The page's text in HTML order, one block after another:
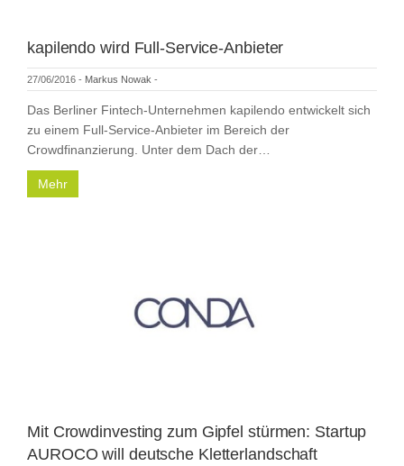
kapilendo wird Full-Service-Anbieter
27/06/2016 - Markus Nowak -
Das Berliner Fintech-Unternehmen kapilendo entwickelt sich
zu einem Full-Service-Anbieter im Bereich der
Crowdfinanzierung. Unter dem Dach der…
Mehr
Mit Crowdinvesting zum Gipfel stürmen: Startup
AUROCO will deutsche Kletterlandschaft